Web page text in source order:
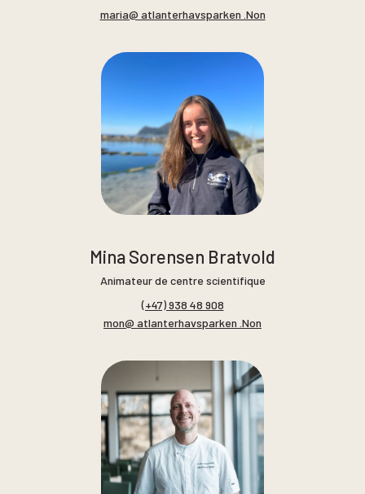
maria@ atlanterhavsparken .Non
Mina Sorensen Bratvold
Animateur de centre scientifique
(+47) 938 48 908
mon@ atlanterhavsparken .Non